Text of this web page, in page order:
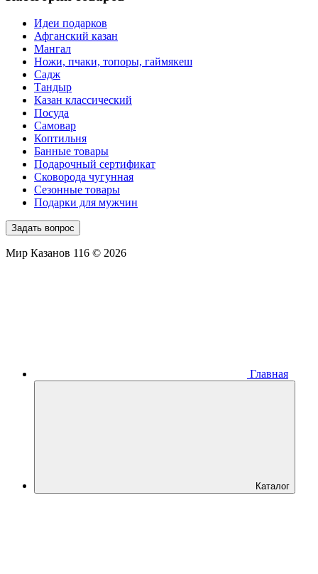
Идеи подарков
Афганский казан
Мангал
Ножи, пчаки, топоры, гаймякеш
Садж
Тандыр
Казан классический
Посуда
Самовар
Коптильня
Банные товары
Подарочный сертификат
Сковорода чугунная
Сезонные товары
Подарки для мужчин
Задать вопрос
Мир Казанов 116 © 2026
Главная
Каталог